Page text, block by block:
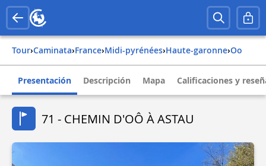
Tour› Caminata› france› midi-pyrénées› haute-garonne› oo
Presentación Descripción Mapa Calificaciones y
71 - CHEMIN D'OÔ À ASTAU